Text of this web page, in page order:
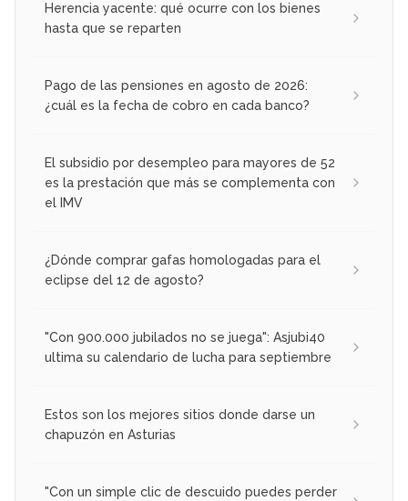
Herencia yacente: qué ocurre con los bienes
hasta que se reparten
Pago de las pensiones en agosto de 2026:
¿cuál es la fecha de cobro en cada banco?
El subsidio por desempleo para mayores de 52
es la prestación que más se complementa con
el IMV
¿Dónde comprar gafas homologadas para el
eclipse del 12 de agosto?
"Con 900.000 jubilados no se juega": Asjubi40
ultima su calendario de lucha para septiembre
Estos son los mejores sitios donde darse un
chapuzón en Asturias
"Con un simple clic de descuido puedes perder